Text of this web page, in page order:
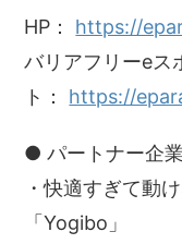
HP： https://
バリアフリーeス
ト： https://
● パートナー企業
・快適すぎて動
「Yogibo」